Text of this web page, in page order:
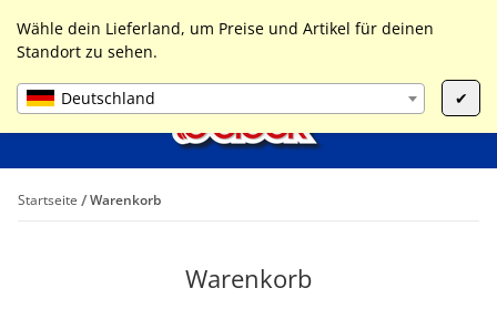
Wähle dein Lieferland, um Preise und Artikel für deinen
Standort zu sehen.
Deutschland ✔
Liste ist leer
Startseite Warenkorb
Warenkorb